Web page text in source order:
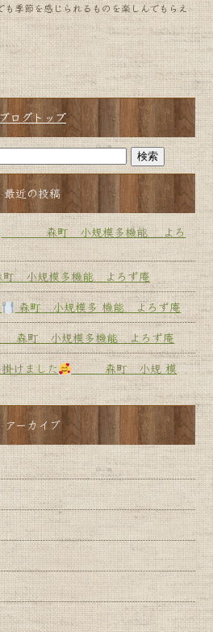
季節を感じられるものを楽しんでもらえ
ブログトップ
最近の投稿
森町 小規模多機能 よろ
規模多機能 よろず庵
森町 小規模多 機能 よろず庵
町 小規模多機能 よろず庵
けました
森町 小規 模
アーカイブ